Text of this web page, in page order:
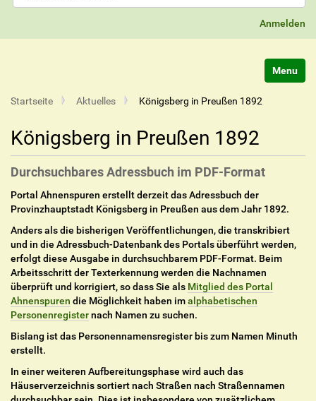
Anmelden
Startseite Aktuelles Königsberg in Preußen 1892
Königsberg in Preußen 1892
Durchsuchbares Adressbuch im PDF-Format
Portal Ahnenspuren erstellt derzeit das Adressbuch der
Provinzhauptstadt Königsberg in Preußen aus dem Jahr 1892.
Anders als die bisherigen Veröffentlichungen, die transkribiert
und in die Adressbuch-Datenbank des Portals überführt werden,
erfolgt diese Ausgabe in durchsuchbarem PDF-Format. Beim
Arbeitsschritt der Texterkennung werden die Nachnamen
überprüft und korrigiert, so dass Sie als Mitglied des Portal
Ahnenspuren die Möglichkeit haben imalphabetischen
Personenregisternach Namen zu suchen.
Bislang ist das Personennamensregister bis zum Namen Minuth
erstellt.
In einer weiteren Aufbereitungsphase wird auch das
Häuserverzeichnis sortiert nach Straßen nach Straßennamen